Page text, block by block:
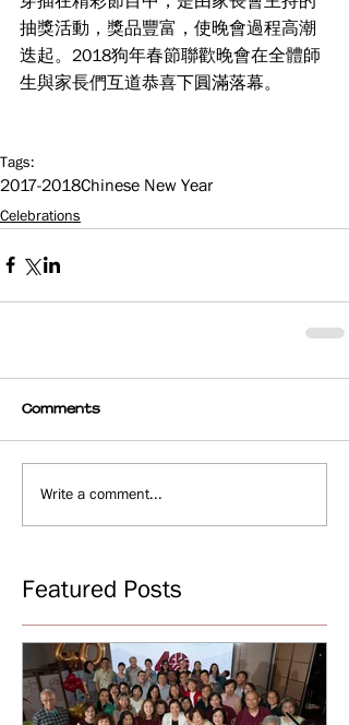
抽獎活動，獎品豐富，使晚會過程高潮
迭起。2018狗年春節聯歡晚會在全體師
生與家長們互道恭喜下圓滿落幕。
Tags:
2017-2018Chinese New Year
Celebrations
Comments
Write a comment...
Featured Posts